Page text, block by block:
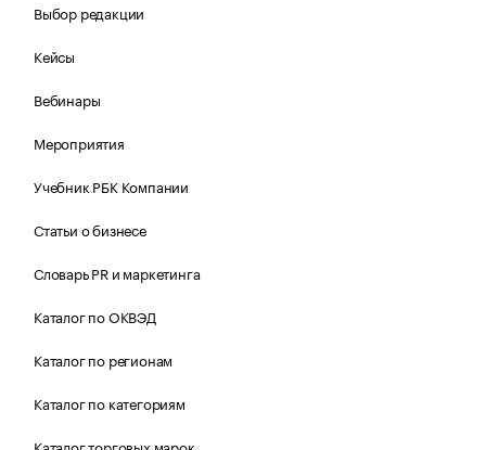
Выбор редакции
Кейсы
Вебинары
Мероприятия
Учебник РБК Компании
Статьи о бизнесе
Словарь PR и маркетинга
Каталог по ОКВЭД
Каталог по регионам
Каталог по категориям